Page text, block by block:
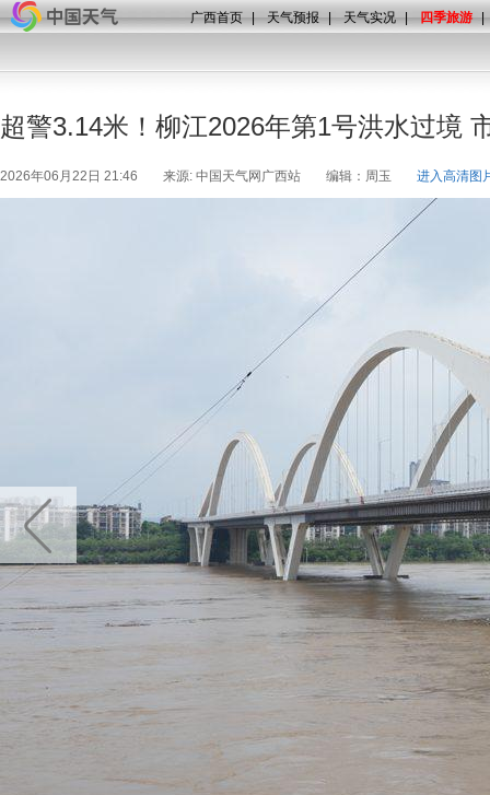
广西首页 | 天气预报 | 天气实况 | 四季旅游 |
超警3.14米！柳江2026年第1号洪水过境
2026年06月22日 21:46 来源: 中国天气网广西站 编辑：周玉 进入高清图